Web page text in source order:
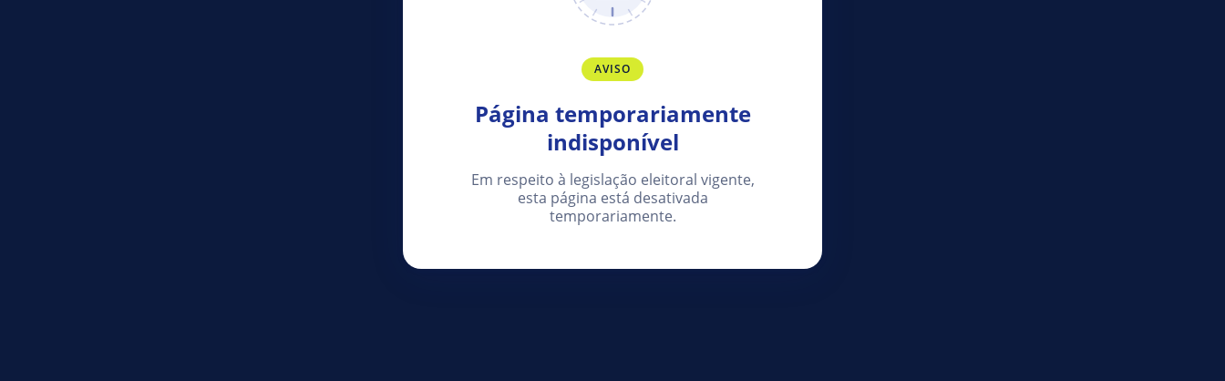
AVISO
Página temporariamente
indisponível
Em respeito à legislação eleitoral vigente,
esta página está desativada
temporariamente.